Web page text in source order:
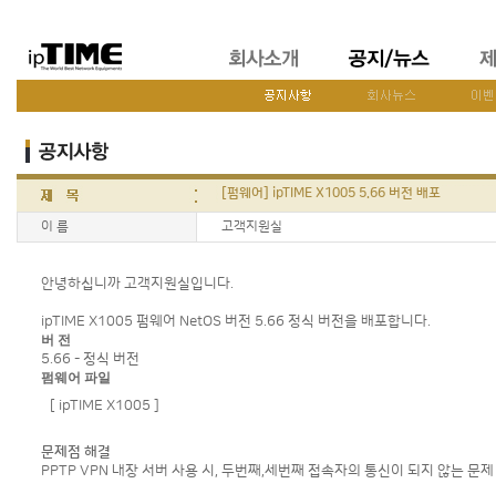
[펌웨어] ipTIME X1005 5.66 버전 배포
이 름 고객지원실
안녕하십니까 고객지원실입니다.
ipTIME X1005 펌웨어 NetOS 버전 5.66 정식 버전을 배포합니다.
버 전
5.66 - 정식 버전
펌웨어 파일
[ ipTIME X1005 ]
문제점 해결
PPTP VPN 내장 서버 사용 시, 두번째,세번째 접속자의 통신이 되지 않는 문